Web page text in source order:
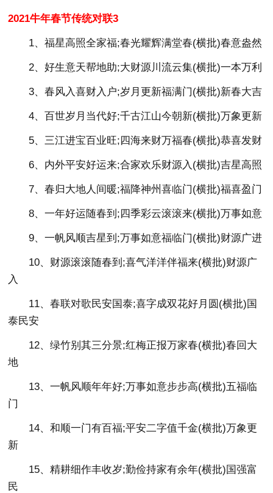
2021牛年春节传统对联3
1、福星高照全家福;春光耀辉满堂春(横批)春意盎然
2、好生意天帮地助;大财源川流云集(横批)一本万利
3、春风入喜财入户;岁月更新福满门(横批)新春大吉
4、百世岁月当代好;千古江山今朝新(横批)万象更新
5、三江进宝百业旺;四海来财万福春(横批)恭喜发财
6、内外平安好运来;合家欢乐财源入(横批)吉星高照
7、春归大地人间暖;福降神州喜临门(横批)福喜盈门
8、一年好运随春到;四季彩云滚滚来(横批)万事如意
9、一帆风顺吉星到;万事如意福临门(横批)财源广进
10、财源滚滚随春到;喜气洋洋伴福来(横批)财源广
入
11、春联对歌民安国泰;喜字成双花好月圆(横批)国
泰民安
12、绿竹别其三分景;红梅正报万家春(横批)春回大
地
13、一帆风顺年年好;万事如意步步高(横批)五福临
门
14、和顺一门有百福;平安二字值千金(横批)万象更
新
15、精耕细作丰收岁;勤俭持家有余年(横批)国强富
民